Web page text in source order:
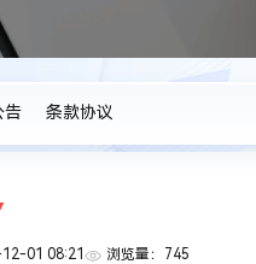
告 条款协议
01 08:21 浏览量：745